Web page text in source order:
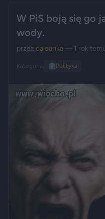
W PiS boją się go
wody.
przez caleanka — 1 rok
Kategoria: 🏛️ Polityka